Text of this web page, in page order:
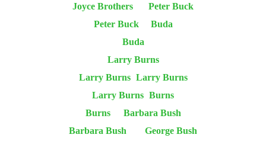
Joyce Brothers
Peter Buck
Peter Buck
Buda
Buda
Larry Burns
Larry Burns Larry Burns
Larry Burns Burns
Burns
Barbara Bush
Barbara Bush
George Bush